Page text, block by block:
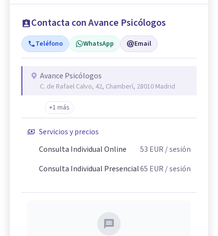
Contacta con Avance Psicólogos
Teléfono WhatsApp Email
Avance Psicólogos
C. de Rafael Calvo, 42, Chamberí, 28010 Madrid
+1 más
Servicios y precios
Consulta Individual Online
53 EUR / sesión
Consulta Individual Presencial65 EUR / sesión